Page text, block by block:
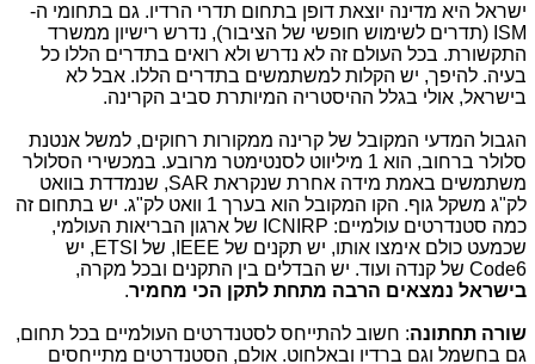
ישראל היא מדינה יוצאת דופן בתחום תדרי הרדיו. גם בתחומי ה-
ISM (תדרים לשימוש חופשי של הציבור), נדרש רישיון ממשרד
התקשורת. בכל העולם זה לא נדרש ולא רואים בתדרים הללו כל
בעיה. להיפך, יש הקלות למשתמשים בתדרים הללו. אבל לא
בישראל, אולי בגלל ההיסטריה המיותרת סביב הקרינה.
הגבול המדעי המקובל של קרינה ממקורות רחוקים, למשל אנטנת
סלולר ברחוב, הוא 1 מיליווט לסנטימטר מרובע. במכשירי הסלולר
משתמשים באמת מידה אחרת שנקראת SAR, שנמדדת בוואט
לק"ג משקל גוף. הקו המקובל הוא בערך 1 וואט לק"ג. יש בתחום זה
כמה סטנדרטים עולמיים: ICNIRP של ארגון הבריאות העולמי,
שכמעט כולם אימצו אותו, יש תקנים של IEEE, של ETSI, יש
Code6 של קנדה ועוד. יש הבדלים בין התקנים ובכל מקרה,
בישראל נמצאים הרבה מתחת לתקן הכי מחמיר.
שורה תחתונה: חשוב להתייחס לסטנדרטים העולמיים בכל תחום,
גם בחשמל וגם ברדיו ובאלחוט. אולם, הסטנדרטים מתייחסים